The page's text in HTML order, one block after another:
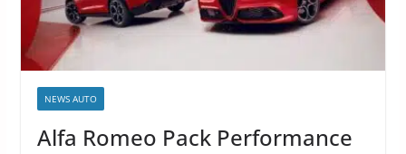
NEWS AUTO
Alfa Romeo Pack Performance